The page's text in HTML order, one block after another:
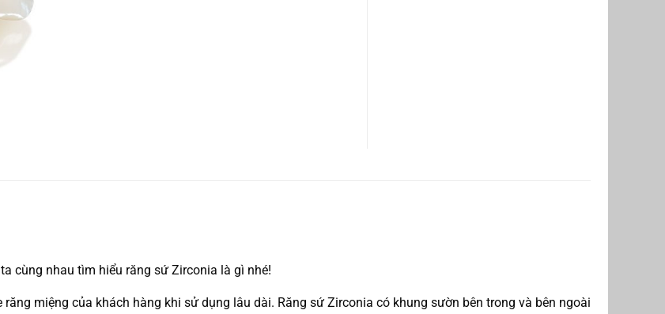
cùng nhau tìm hiểu răng sứ Zirconia là gì nhé!
miệng của khách hàng khi sử dụng lâu dài. Răng sứ Zirconia có khung sườn bên trong và bên ngoài